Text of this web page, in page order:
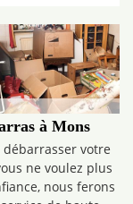
à Mons
votre
ne voulez plus
nous ferons